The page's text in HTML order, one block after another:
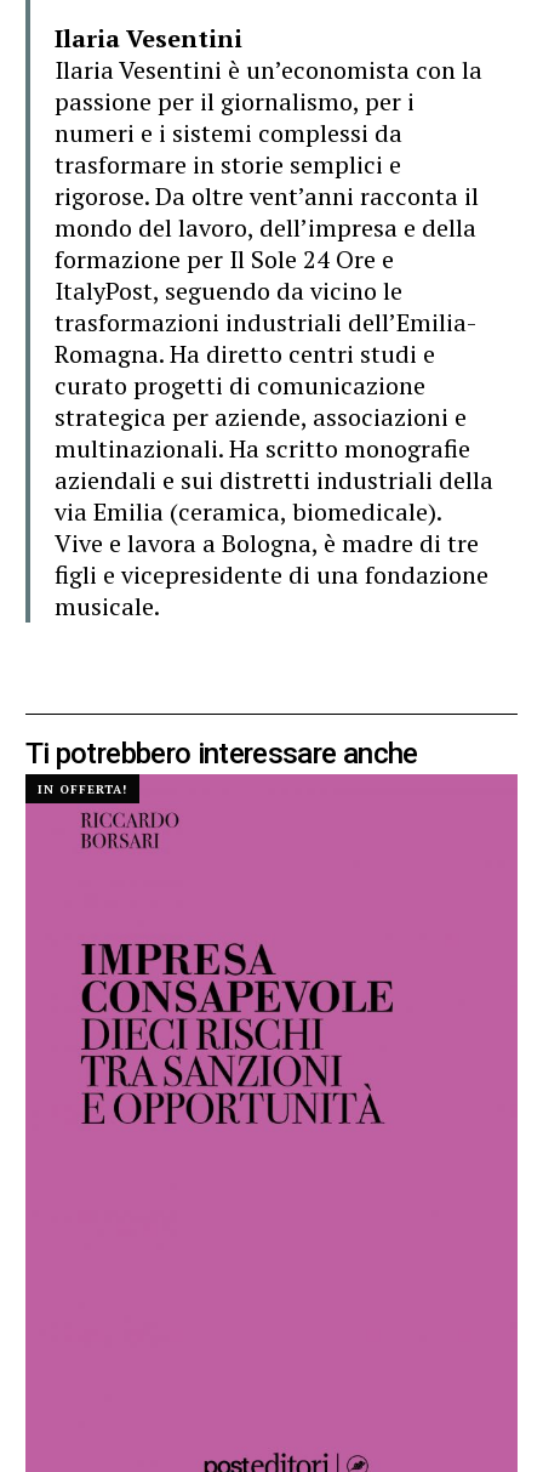
Ilaria Vesentini
Ilaria Vesentini è un’economista con la
passione per il giornalismo, per i
numeri e i sistemi complessi da
trasformare in storie semplici e
rigorose. Da oltre vent’anni racconta il
mondo del lavoro, dell’impresa e della
formazione per Il Sole 24 Ore e
ItalyPost, seguendo da vicino le
trasformazioni industriali dell’Emilia-
Romagna. Ha diretto centri studi e
curato progetti di comunicazione
strategica per aziende, associazioni e
multinazionali. Ha scritto monografie
aziendali e sui distretti industriali della
via Emilia (ceramica, biomedicale).
Vive e lavora a Bologna, è madre di tre
figli e vicepresidente di una fondazione
musicale.
Ti potrebbero interessare anche
IN OFFERTA!